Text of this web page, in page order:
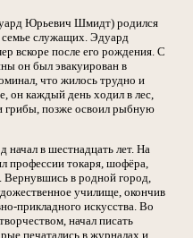
Юрьевич Шмидт) родился
семье служащих. Эдуард
вскоре после его рождения. С
он был эвакуирован в
что жилось трудно и
он каждый день ходил в лес,
грибы, позже освоил рыбную
в шестнадцать лет. На
профессии токаря, шофёра,
Вернувшись в родной город,
училище, окончив
прикладного искусства. Во
начал писать
печатались в журналах и